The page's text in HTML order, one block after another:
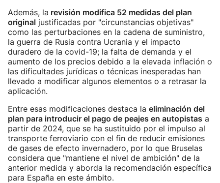
Además, la revisión modifica 52 medidas del plan
original justificadas por "circunstancias objetivas"
como las perturbaciones en la cadena de suministro,
la guerra de Rusia contra Ucrania y el impacto
duradero de la covid-19; la falta de demanda y el
aumento de los precios debido a la elevada inflación o
las dificultades jurídicas o técnicas inesperadas han
llevado a modificar algunos elementos o a retrasar la
aplicación.
Entre esas modificaciones destaca la eliminación del
plan para introducir el pago de peajes en autopistas a
partir de 2024, que se ha sustituido por el impulso al
transporte ferroviario con el fin de reducir emisiones
de gases de efecto invernadero, por lo que Bruselas
considera que "mantiene el nivel de ambición" de la
anterior medida y aborda la recomendación específica
para España en este ámbito.